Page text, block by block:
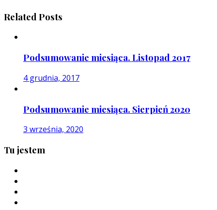
Related Posts
Podsumowanie miesiąca. Listopad 2017
4 grudnia, 2017
Podsumowanie miesiąca. Sierpień 2020
3 września, 2020
Tu jestem